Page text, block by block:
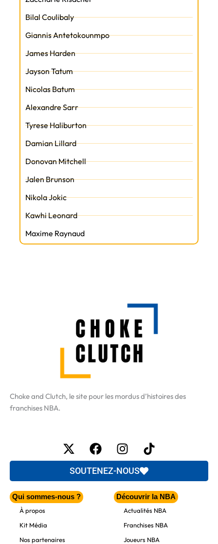
Bilal Coulibaly
Giannis Antetokounmpo
James Harden
Jayson Tatum
Nicolas Batum
Alexandre Sarr
Tyrese Haliburton
Damian Lillard
Donovan Mitchell
Jalen Brunson
Nikola Jokic
Kawhi Leonard
Maxime Raynaud
Choke and Clutch, le site pour les mordus d’histoires des
franchises NBA.
X-
twitter
FacebookInstagram
Tiktok
SOUTENEZ-NOUS
Qui sommes-nous ?
À propos
Kit Média
Nos partenaires
Découvrir la NBA
Actualités NBA
Franchises NBA
Joueurs NBA